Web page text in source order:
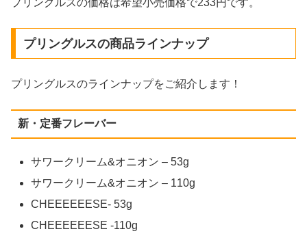
プリングルスの価格は希望小売価格で233円です。
プリングルスの商品ラインナップ
プリングルスのラインナップをご紹介します！
新・定番フレーバー
サワークリーム&オニオン – 53g
サワークリーム&オニオン – 110g
CHEEEEEESE- 53g
CHEEEEEESE -110g